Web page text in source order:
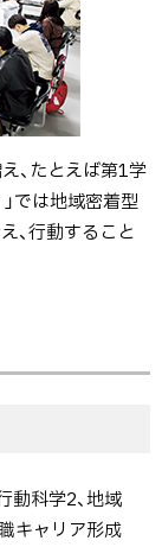
、たとえば第1学
では地域密着型
、行動すること
動科学2、地域
キャリア形成